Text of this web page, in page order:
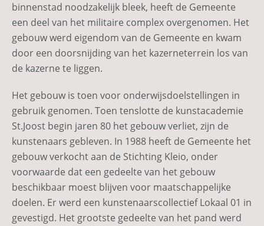
binnenstad noodzakelijk bleek, heeft de Gemeente
een deel van het militaire complex overgenomen. Het
gebouw werd eigendom van de Gemeente en kwam
door een doorsnijding van het kazerneterrein los van
de kazerne te liggen.
Het gebouw is toen voor onderwijsdoelstellingen in
gebruik genomen. Toen tenslotte de kunstacademie
St.Joost begin jaren 80 het gebouw verliet, zijn de
kunstenaars gebleven. In 1988 heeft de Gemeente het
gebouw verkocht aan de Stichting Kleio, onder
voorwaarde dat een gedeelte van het gebouw
beschikbaar moest blijven voor maatschappelijke
doelen. Er werd een kunstenaarscollectief Lokaal 01 in
gevestigd. Het grootste gedeelte van het pand werd